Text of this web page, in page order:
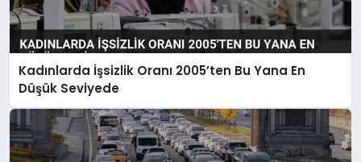
Kadınlarda İşsizlik Oranı 2005’ten Bu Yana En
Düşük Seviyede